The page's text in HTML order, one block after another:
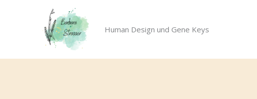
Human Design und Gene Keys